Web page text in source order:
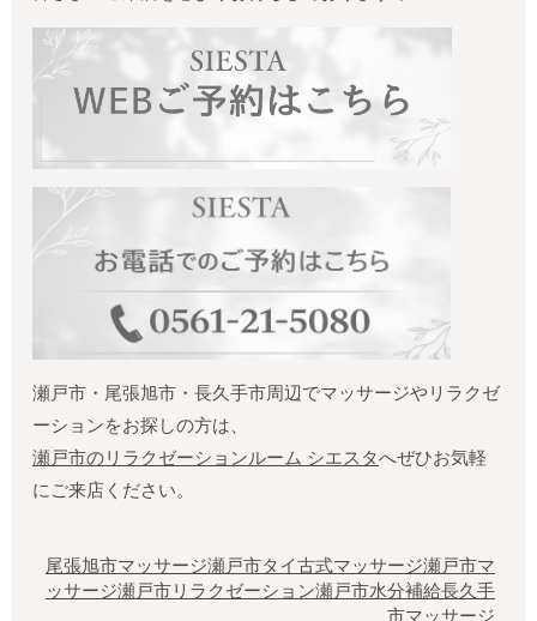
瀬戸市・尾張旭市・長久手市周辺でマッサージやリラクゼ
ーションをお探しの方は、
瀬戸市のリラクゼーションルーム シエスタへぜひお気軽
にご来店ください。
尾張旭市マッサージ瀬戸市タイ古式マッサージ瀬戸市マ
ッサージ瀬戸市リラクゼーション瀬戸市水分補給長久手
市マッサージ